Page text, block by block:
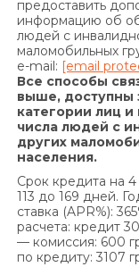
условия
Договору
выдачу в
определенные
основании
Гражданского
имеет право
уплатить
с учетом 3700
предоставить
информацию об
людей с
маломобильных
e-mail: [email
Все способы
выше,
категории лиц и
числа людей с
других
населения.
Срок кредита на
113 до 169 дней.
ставка (APR%):
расчета: кредит
— комиссия: 600
по кредиту: 3107